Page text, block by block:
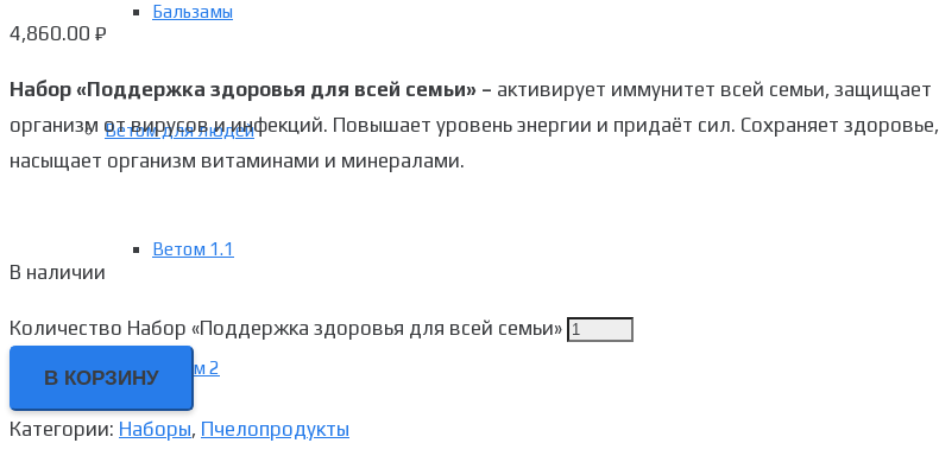
Бальзамы
Ветом для людей
Ветом 1.1
Ветом 2
4,860.00 ₽
Набор «Поддержка здоровья для всей семьи» – активирует иммунитет всей семьи, защищает
организм от вирусов и инфекций. Повышает уровень энергии и придаёт сил. Сохраняет здоровье,
насыщает организм витаминами и минералами.
В наличии
Количество Набор «Поддержка здоровья для всей семьи»
В КОРЗИНУ
Категории: Наборы, Пчелопродукты